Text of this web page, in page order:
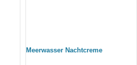
Meerwasser Nachtcreme